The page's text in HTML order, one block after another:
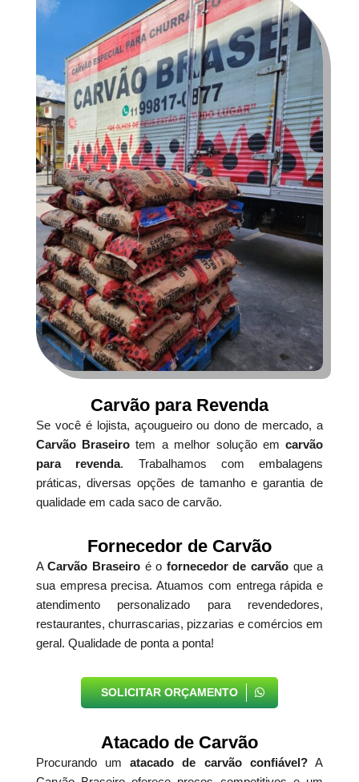
Carvão para Revenda
Se você é lojista, açougueiro ou dono de mercado, a
Carvão Braseiro tem a melhor solução emcarvão
para revenda. Trabalhamos com embalagens
práticas, diversas opções de tamanho e garantia de
qualidade em cada saco de carvão.
Fornecedor de Carvão
ACarvão Braseiro é o fornecedor de carvão que a
sua empresa precisa. Atuamos com entrega rápida e
atendimento personalizado para revendedores,
restaurantes, churrascarias, pizzarias e comércios em
geral. Qualidade de ponta a ponta!
SOLICITAR ORÇAMENTO
Atacado de Carvão
Procurando umatacado de carvão confiável?A